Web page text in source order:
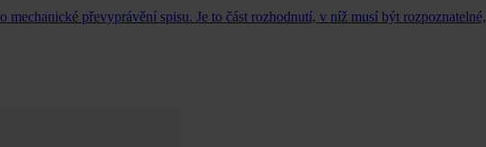
převyprávění spisu. Je to část rozhodnutí, v níž musí být rozpoznatelné,